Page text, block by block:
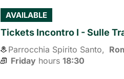
AVAILABLE
Tickets Incontro I - Sulle
Parrocchia Spirito Santo,
Fridayhours 18:30